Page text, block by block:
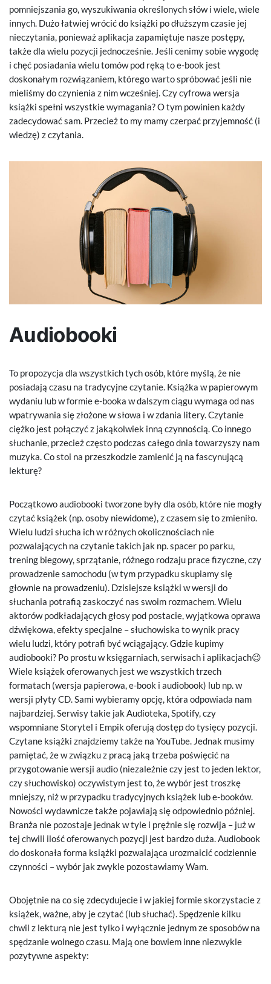
pomniejszania go, wyszukiwania określonych słów i wiele, wiele
innych. Dużo łatwiej wrócić do książki po dłuższym czasie jej
nieczytania, ponieważ aplikacja zapamiętuje nasze postępy,
także dla wielu pozycji jednocześnie. Jeśli cenimy sobie wygodę
i chęć posiadania wielu tomów pod ręką to e-book jest
doskonałym rozwiązaniem, którego warto spróbować jeśli nie
mieliśmy do czynienia z nim wcześniej. Czy cyfrowa wersja
książki spełni wszystkie wymagania? O tym powinien każdy
zadecydować sam. Przecież to my mamy czerpać przyjemność (i
wiedzę) z czytania.
Audiobooki
To propozycja dla wszystkich tych osób, które myślą, że nie
posiadają czasu na tradycyjne czytanie. Książka w papierowym
wydaniu lub w formie e-booka w dalszym ciągu wymaga od nas
wpatrywania się złożone w słowa i w zdania litery. Czytanie
ciężko jest połączyć z jakąkolwiek inną czynnością. Co innego
słuchanie, przecież często podczas całego dnia towarzyszy nam
muzyka. Co stoi na przeszkodzie zamienić ją na fascynującą
lekturę?
Początkowo audiobooki tworzone były dla osób, które nie mogły
czytać książek (np. osoby niewidome), z czasem się to zmieniło.
Wielu ludzi słucha ich w różnych okolicznościach nie
pozwalających na czytanie takich jak np. spacer po parku,
trening biegowy, sprzątanie, różnego rodzaju prace fizyczne, czy
prowadzenie samochodu (w tym przypadku skupiamy się
głownie na prowadzeniu). Dzisiejsze książki w wersji do
słuchania potrafią zaskoczyć nas swoim rozmachem. Wielu
aktorów podkładających głosy pod postacie, wyjątkowa oprawa
dźwiękowa, efekty specjalne – słuchowiska to wynik pracy
wielu ludzi, który potrafi być wciągający. Gdzie kupimy
audiobooki? Po prostu w księgarniach, serwisach i aplikacjach😉
Wiele książek oferowanych jest we wszystkich trzech
formatach (wersja papierowa, e-book i audiobook) lub np. w
wersji płyty CD. Sami wybieramy opcję, która odpowiada nam
najbardziej. Serwisy takie jak Audioteka, Spotify, czy
wspomniane Storytel i Empik oferują dostęp do tysięcy pozycji.
Czytane książki znajdziemy także na YouTube. Jednak musimy
pamiętać, że w związku z pracą jaką trzeba poświęcić na
przygotowanie wersji audio (niezależnie czy jest to jeden lektor,
czy słuchowisko) oczywistym jest to, że wybór jest troszkę
mniejszy, niż w przypadku tradycyjnych książek lub e-booków.
Nowości wydawnicze także pojawiają się odpowiednio później.
Branża nie pozostaje jednak w tyle i prężnie się rozwija – już w
tej chwili ilość oferowanych pozycji jest bardzo duża. Audiobook
do doskonała forma książki pozwalająca urozmaicić codziennie
czynności – wybór jak zwykle pozostawiamy Wam.
Obojętnie na co się zdecydujecie i w jakiej formie skorzystacie z
książek, ważne, aby je czytać (lub słuchać). Spędzenie kilku
chwil z lekturą nie jest tylko i wyłącznie jednym ze sposobów na
spędzanie wolnego czasu. Mają one bowiem inne niezwykle
pozytywne aspekty: